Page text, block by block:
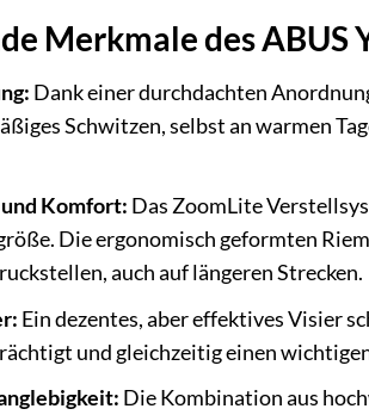
Merkmale des ABUS
Dank einer durchdachten
Schwitzen, selbst an warmen
und Komfort: Das ZoomLite
Die ergonomisch geformten
auch auf längeren Strecken.
Ein dezentes, aber effektives Visier
und gleichzeitig einen
Die Kombination aus